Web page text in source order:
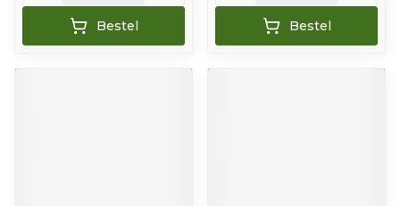
Bestel Bestel